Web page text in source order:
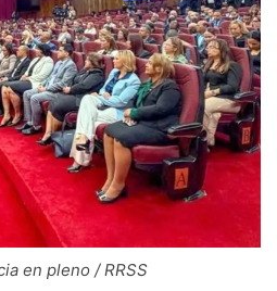
en pleno / RRSS